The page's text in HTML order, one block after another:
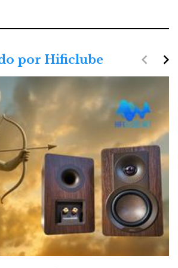
por Hificlube navigate_next
navigate_before